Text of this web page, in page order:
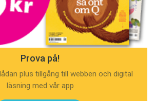
Prova på!
plus tillgång till webben och digital
läsning med vår app